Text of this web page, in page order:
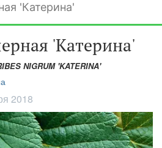
'Катерина'
'Катерина'
NIGRUM 'KATERINA'
2018